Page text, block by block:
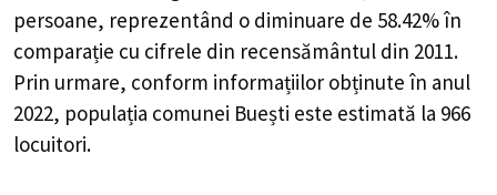
conform informațiilor obținute în anul 2022, populația
comunei Buești este estimată la966locuitori.